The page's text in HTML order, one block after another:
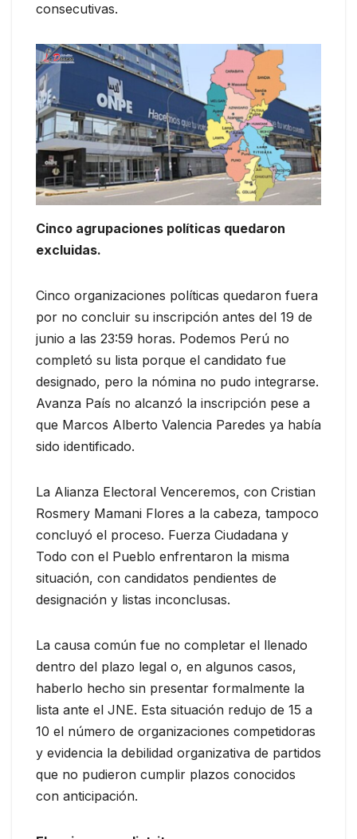
consecutivas.
Cinco agrupaciones políticas quedaron
excluidas.
Cinco organizaciones políticas quedaron fuera
por no concluir su inscripción antes del 19 de
junio a las 23:59 horas. Podemos Perú no
completó su lista porque el candidato fue
designado, pero la nómina no pudo integrarse.
Avanza País no alcanzó la inscripción pese a
que Marcos Alberto Valencia Paredes ya había
sido identificado.
La Alianza Electoral Venceremos, con Cristian
Rosmery Mamani Flores a la cabeza, tampoco
concluyó el proceso. Fuerza Ciudadana y
Todo con el Pueblo enfrentaron la misma
situación, con candidatos pendientes de
designación y listas inconclusas.
La causa común fue no completar el llenado
dentro del plazo legal o, en algunos casos,
haberlo hecho sin presentar formalmente la
lista ante el JNE. Esta situación redujo de 15 a
10 el número de organizaciones competidoras
y evidencia la debilidad organizativa de partidos
que no pudieron cumplir plazos conocidos
con anticipación.